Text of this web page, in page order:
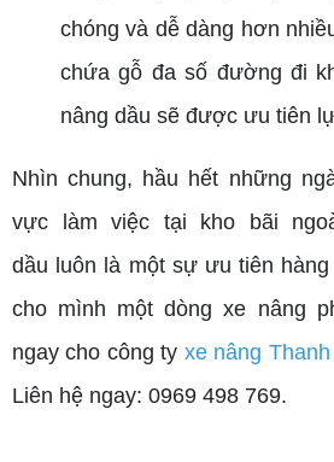
chóng và dễ dàng hơn
chứa gỗ đa số đường đi
nâng dầu sẽ được ưu tiên
Nhìn chung, hầu hết những
vực làm việc tại kho bãi
dầu luôn là một sự ưu tiên
cho mình một dòng xe nâng
ngay cho công ty xe nâng
Liên hệ ngay: 0969 498 769.